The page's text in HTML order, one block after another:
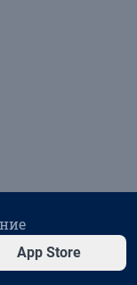
App Store